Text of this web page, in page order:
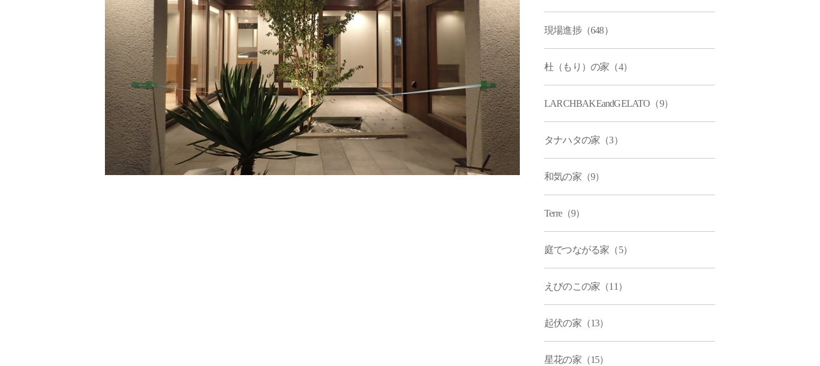
現場進捗（648）
杜（もり）の家（4）
LARCHBAKEandGELATO（9）
タナハタの家（3）
和気の家（9）
Terre（9）
庭でつながる家（5）
えびのこの家（11）
起伏の家（13）
星花の家（15）